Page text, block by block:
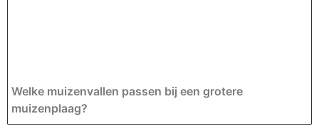
Welke muizenvallen passen bij een grotere
muizenplaag?